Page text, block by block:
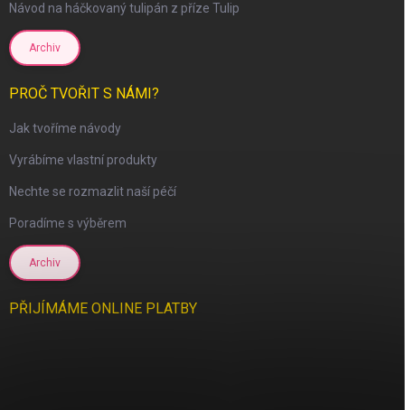
Návod na háčkovaný tulipán z příze Tulip
Archiv
PROČ TVOŘIT S NÁMI?
Jak tvoříme návody
Vyrábíme vlastní produkty
Nechte se rozmazlit naší péčí
Poradíme s výběrem
Archiv
PŘIJÍMÁME ONLINE PLATBY